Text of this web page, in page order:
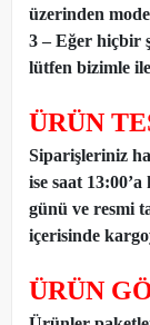
üzerinden
3 – Eğer hiçbir
lütfen bizimle
ÜRÜN
Siparişleriniz
ise saat
günü ve resmi
içerisinde
ÜRÜN